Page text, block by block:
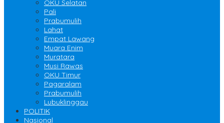
OKU Selatan
Pali
Prabumulih
Lahat
Empat Lawang
Muara Enim
Muratara
Musi Rawas
OKU Timur
Pagaralam
Prabumulih
Lubuklinggau
POLITIK
Nasional